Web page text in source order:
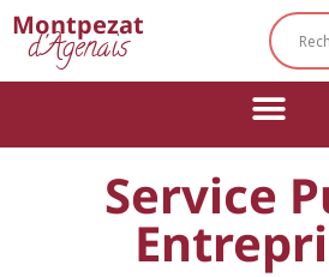
Montpezat
d'Agenais
Service
Cookies management panel